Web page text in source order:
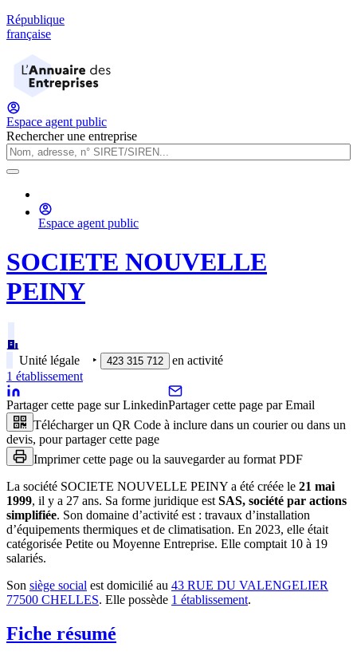
République
française
Espace agent public
Rechercher une entreprise
Espace agent public
SOCIETE NOUVELLE
PEINY
Unité légale ‣ 423 315 712
en activité
1 établissement
Partager cette page sur LinkedinPartager cette page par Email
Télécharger un QR Code à inclure dans un courier ou dans un
devis, pour partager cette page
Imprimer cette page ou la sauvegarder au format PDF
La société SOCIETE NOUVELLE PEINY a été créée le 21 mai
1999, il y a 27 ans. Sa forme juridique est SAS, société par actions
simplifiée. Son domaine d’activité est : travaux d’installation
d’équipements thermiques et de climatisation. En 2023, elle était
catégorisée Petite ou Moyenne Entreprise. Elle comptait 10 à 19
salariés.
Son siège social est domicilié au 43 RUE DU VALENGELIER
77500 CHELLES. Elle possède 1 établissement.
Fiche résumé